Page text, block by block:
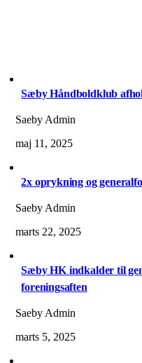
Sæby Håndboldklub
Saeby Admin
maj 11, 2025
2x oprykning og
Saeby Admin
marts 22, 2025
Sæby HK indkalder til
foreningsaften
Saeby Admin
marts 5, 2025